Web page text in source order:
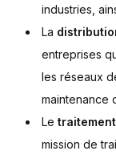
industries,
La
entreprises
les réseaux
maintenance
Le
mission de